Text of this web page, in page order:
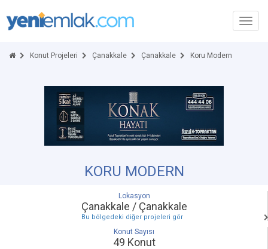
Konut Projeleri Çanakkale Çanakkale Koru Modern
KORU MODERN
Lokasyon
Çanakkale / Çanakkale
Bu bölgedeki diğer projeleri gör
Konut Sayısı
49 Konut